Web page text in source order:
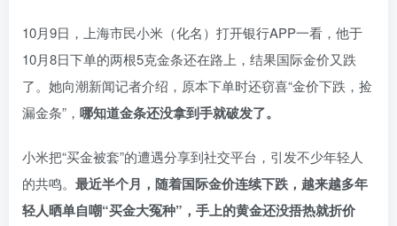
10月9日，上海市民小米（化名）打开银行APP一看，他于
10月8日下单的两根5克金条还在路上，结果国际金价又跌
了。她向潮新闻记者介绍，原本下单时还窃喜“金价下跌，捡
漏金条”， 哪知道金条还没拿到手就破发了。
小米把“买金被套”的遭遇分享到社交平台，引发不少年轻人
的共鸣。 最近半个月，随着国际金价连续下跌， 越来越多年
轻人晒单自嘲“买金大冤种”，手上的黄金还没捂热就折价